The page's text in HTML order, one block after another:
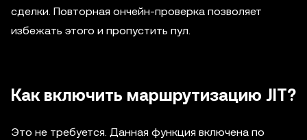
сделки. Повторная ончейн-проверка позволяет
избежать этого и пропустить пул.
Как включить маршрутизацию JIT?
Это не требуется. Данная функция включена по